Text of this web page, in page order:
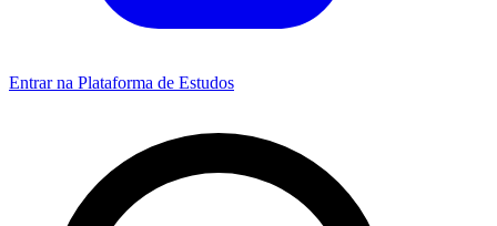
Entrar na Plataforma de Estudos